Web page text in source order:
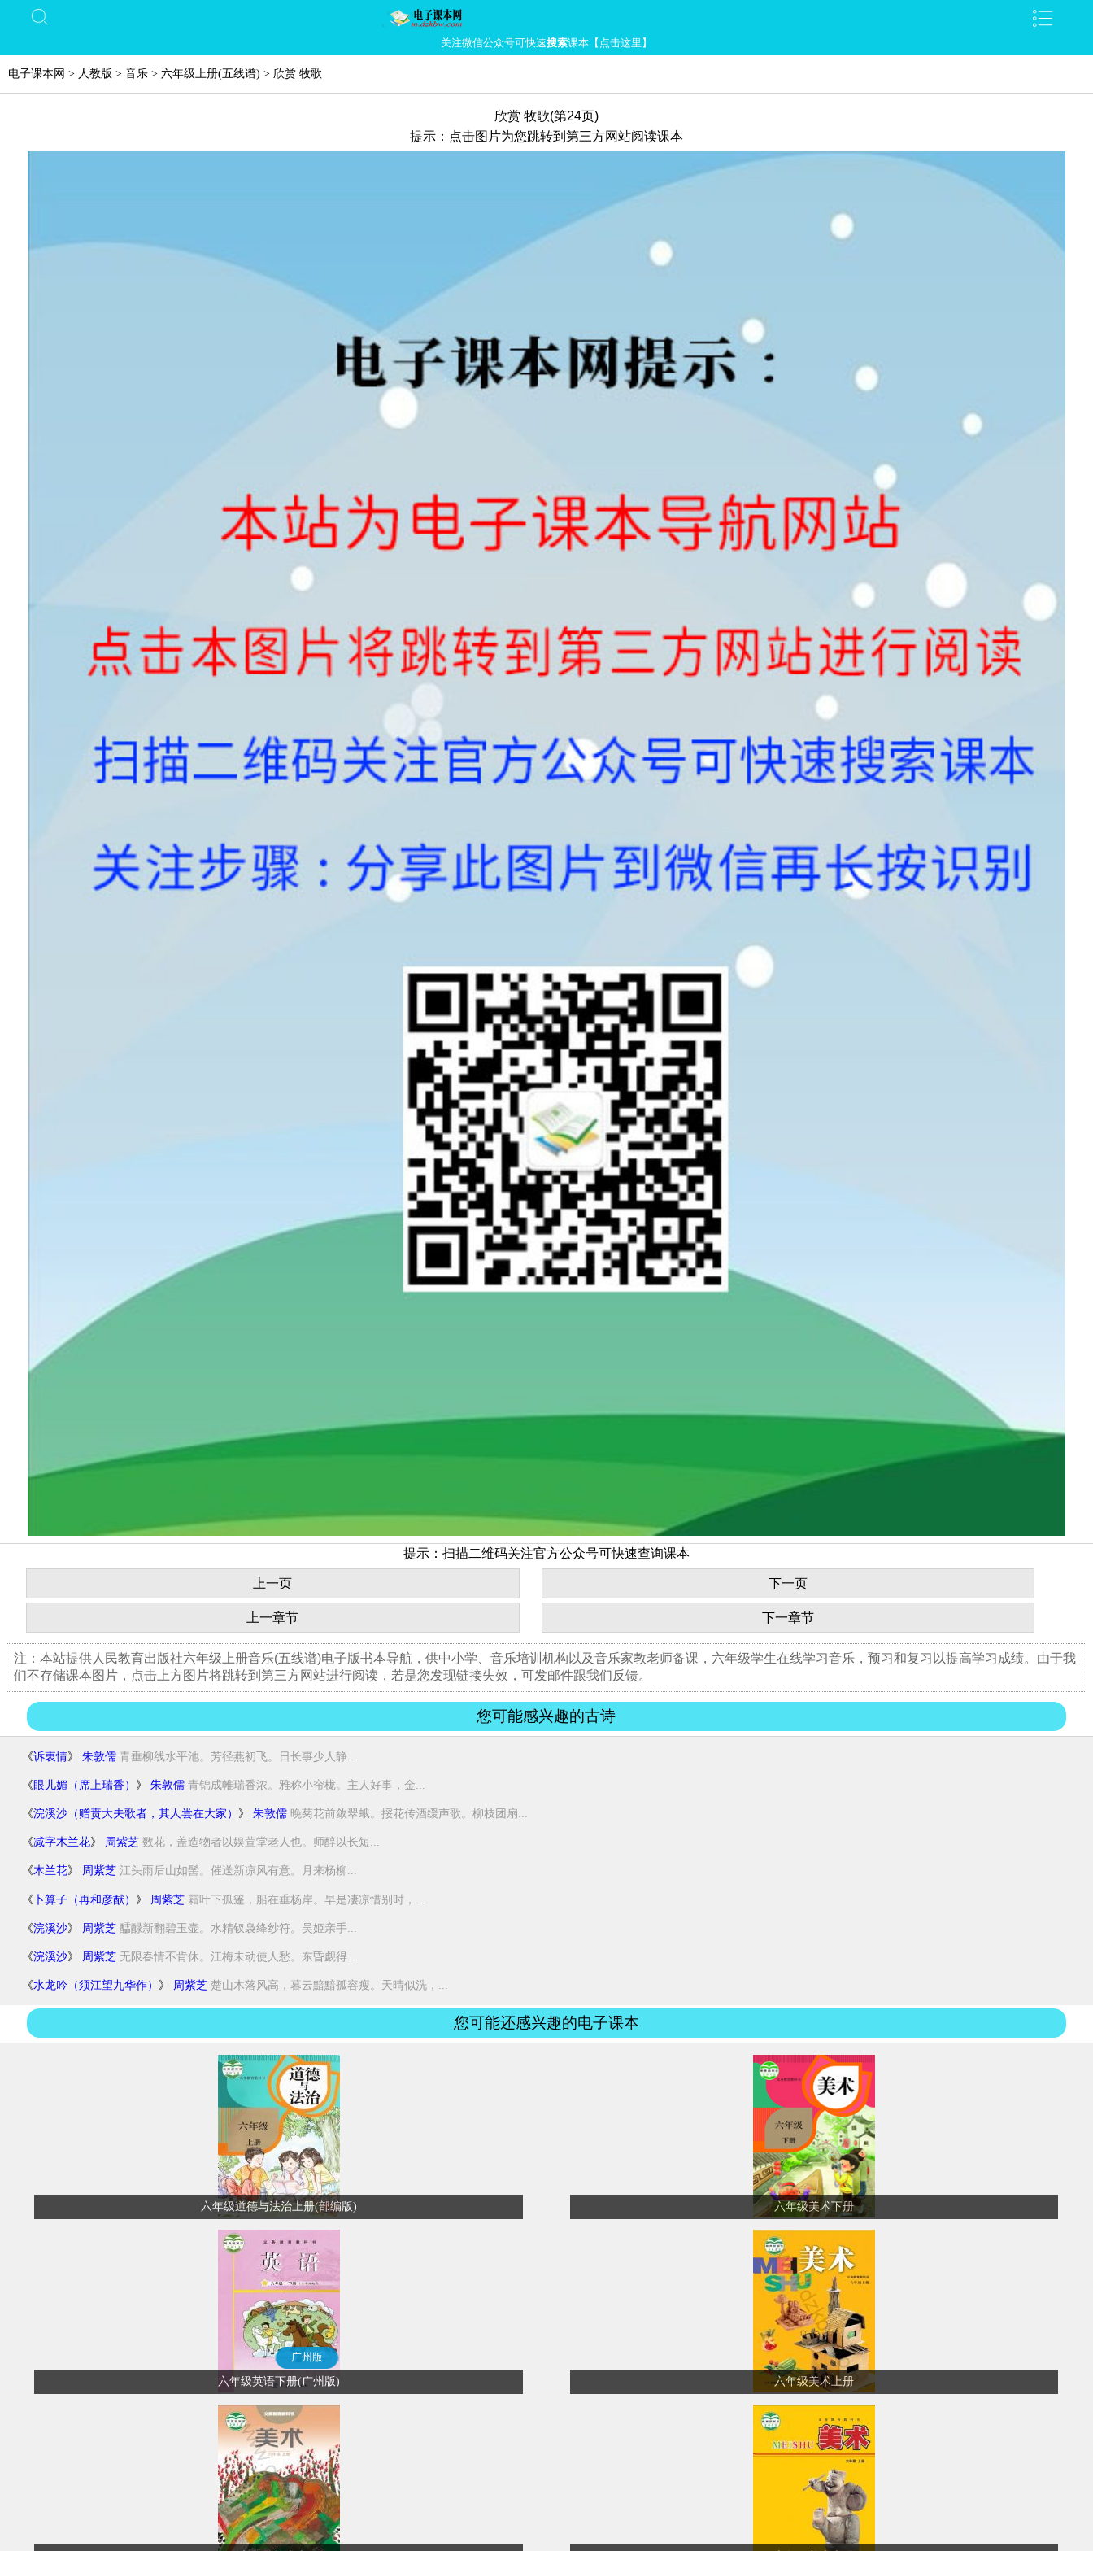
关注微信公众号可快速搜索课本【点击这里】
电子课本网 > 人教版 > 音乐 > 六年级上册(五线谱) > 欣赏 牧歌
欣赏 牧歌(第24页)
提示：点击图片为您跳转到第三方网站阅读课本
提示：扫描二维码关注官方公众号可快速查询课本
上一页 下一页
上一章节 下一章节
注：本站提供人民教育出版社六年级上册音乐(五线谱)电子版书本导航，供中小学、音乐培训机构以及音乐家教老师备课，六年级学生在线学习音乐，预习和复习以提高学习成绩。由于我
们不存储课本图片，点击上方图片将跳转到第三方网站进行阅读，若是您发现链接失效，可发邮件跟我们反馈。
您可能感兴趣的古诗
《诉衷情》 朱敦儒 青垂柳线水平池。芳径燕初飞。日长事少人静...
《 眼儿媚（席上瑞香） 》 朱敦儒 青锦成帷瑞香浓。雅称小帘栊。主人好事，金...
《浣溪沙（赠贲大夫歌者，其人尝在大家） 》 朱敦儒 晚菊花前敛翠蛾。挼花传酒缓声歌。柳枝团扇...
《减字木兰花》 周紫芝 数花，盖造物者以娱萱堂老人也。师醇以长短...
《木兰花》 周紫芝 江头雨后山如髻。催送新凉风有意。月来杨柳...
《 卜算子（再和彦猷） 》 周紫芝 霜叶下孤篷，船在垂杨岸。早是凄凉惜别时，...
《浣溪沙》 周紫芝 醽醁新翻碧玉壶。水精钗袅绛纱符。吴姬亲手...
《浣溪沙》 周紫芝 无限春情不肯休。江梅未动使人愁。东昏觑得...
《水龙吟（须江望九华作） 》 周紫芝 楚山木落风高，暮云黯黯孤容瘦。天晴似洗，...
您可能还感兴趣的电子课本
六年级道德与法治上册(部编版) 六年级美术下册
广州版
六年级英语下册(广州版)
六年级美术上册